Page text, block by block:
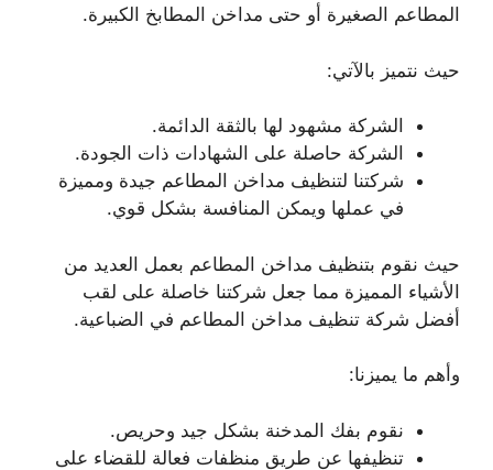
المطاعم الصغيرة أو حتى مداخن المطابخ الكبيرة.
حيث نتميز بالآتي:
الشركة مشهود لها بالثقة الدائمة.
الشركة حاصلة على الشهادات ذات الجودة.
شركتنا لتنظيف مداخن المطاعم جيدة ومميزة
في عملها ويمكن المنافسة بشكل قوي.
حيث نقوم بتنظيف مداخن المطاعم بعمل العديد من
الأشياء المميزة مما جعل شركتنا خاصلة على لقب
أفضل شركة تنظيف مداخن المطاعم في الضباعية.
وأهم ما يميزنا:
نقوم بفك المدخنة بشكل جيد وحريص.
تنظيفها عن طريق منظفات فعالة للقضاء على